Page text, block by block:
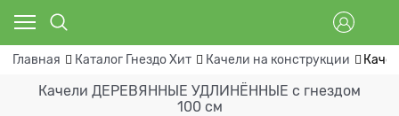
Главная Каталог Гнездо Хит Качели на конструкции
Качели ДЕРЕВЯННЫЕ УДЛИНЁННЫЕ с гнездом
100 см